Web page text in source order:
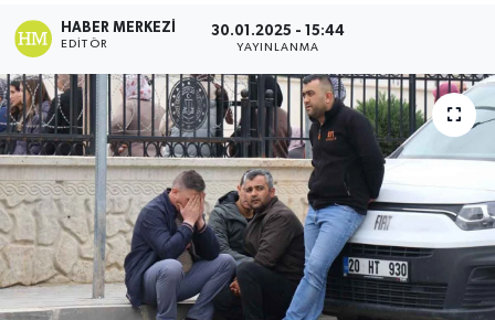
HABER MERKEZI
EDITÖR
30.01.2025 - 15:44
YAYINLANMA
ÖZEL HABER
DTO
RESMİ REKLAM